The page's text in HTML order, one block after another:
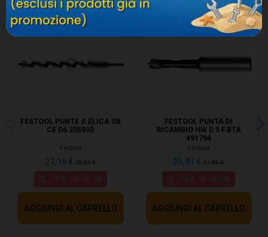
-5%
FESTOOL PUNTE A ELICA SB
CE D6 205903
Festool
27,16 € 28,59 €
AGGIUNGI AL CARRELLO
FESTOOL PUNTA DI
RICAMBIO HW D 5 F.BTA
491794
Festool
35,97 € 37,86 €
AGGIUNGI AL CARRELLO